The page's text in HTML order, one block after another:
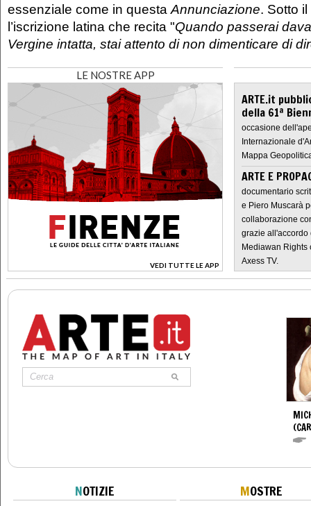
essenziale come in questa Annunciazione. Sotto
l’iscrizione latina che recita "Quando passerai
Vergine intatta, stai attento di non dimenticare di
LE NOSTRE APP
VEDI TUTTE LE APP
>
ARTE.it
della 61ª
occasione
Internazionale
Mappa
ARTE E
documentario
e Piero Muscarà
collaborazione
grazie all'accordo
Mediawan Rights
Axess TV.
NOTIZIE MOSTRE